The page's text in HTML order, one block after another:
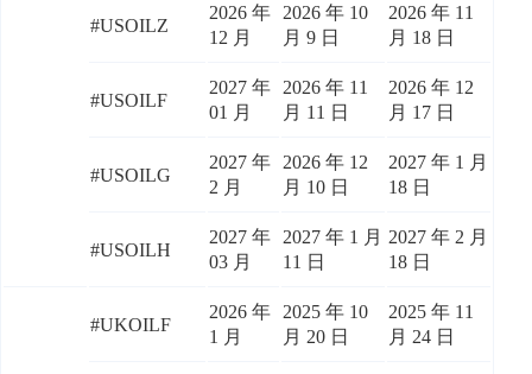
#USOILZ
2026 年
12 月
2026 年 10
月 9 日
2026 年 11
月 18 日
#USOILF
2027 年
01 月
2026 年 11
月 11 日
2026 年 12
月 17 日
#USOILG
2027 年
2 月
2026 年 12
月 10 日
2027 年 1 月
18 日
#USOILH
2027 年
03 月
2027 年 1 月
11 日
2027 年 2 月
18 日
#UKOILF
2026 年
1 月
2025 年 10
月 20 日
2025 年 11
月 24 日